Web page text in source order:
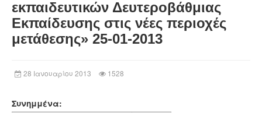
Επικοινωνία
εκπαιδευτικών Δευτεροβάθμιας
Εκπαίδευσης στις νέες περιοχές
μετάθεσης» 25-01-2013
28 Ιανουαρίου 2013 1528
Συνημμένα: